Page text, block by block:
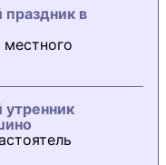
в
местного
утренник